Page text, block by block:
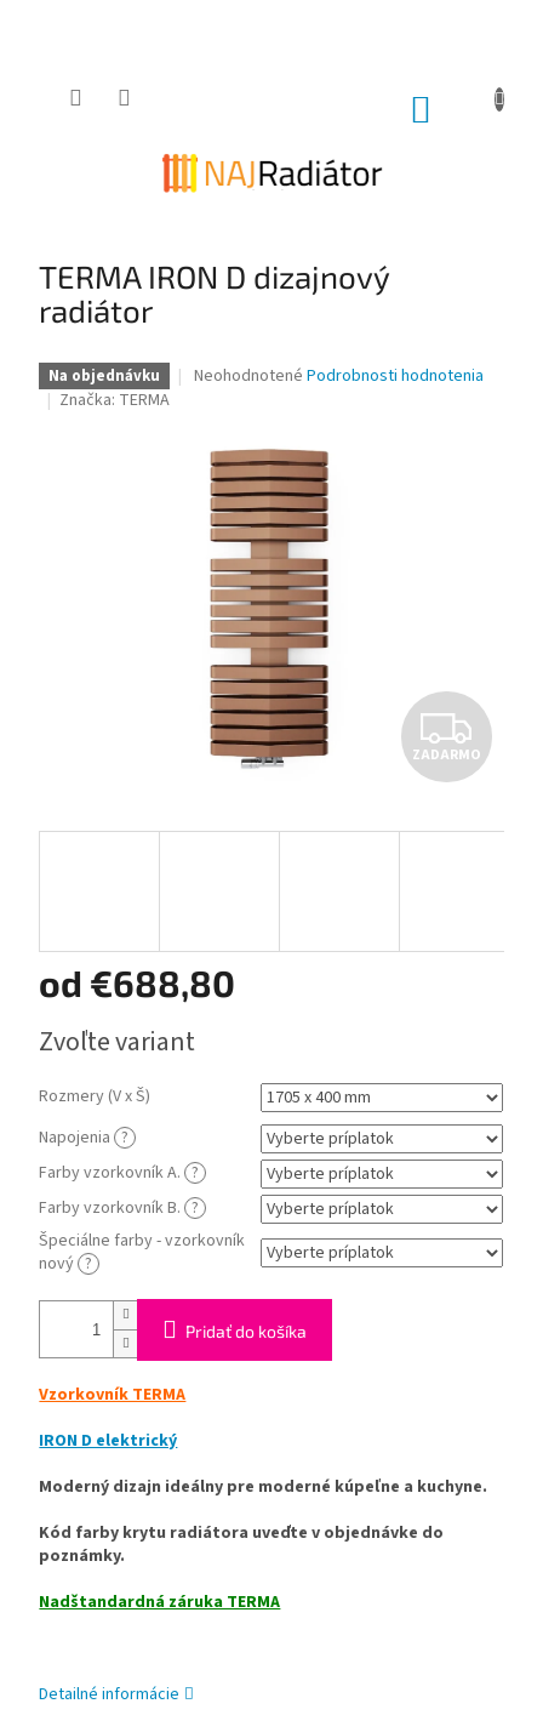
NÁKUPNÝ
TERMA IRON D dizajnový
radiátor
Na objednávku
Priemerné
0,0
hviezdičiek.
Neohodnotené Podrobnosti hodnotenia
Značka: TERMA
Z
A
D
ZADARMO
od €688,80
cena:
Zvoľte variant
Rozmery (V x Š)
Napojenia ?
Farby vzorkovník A. ?
Farby vzorkovník B. ?
Špeciálne farby - vzorkovník
nový ?
Pridať do košíka
Vzorkovník TERMA
IRON D elektrický
Moderný dizajn ideálny pre moderné kúpeľne a kuchyne.
Kód farby krytu radiátora uveďte v objednávke do
poznámky.
Nadštandardná záruka TERMA
Detailné informácie